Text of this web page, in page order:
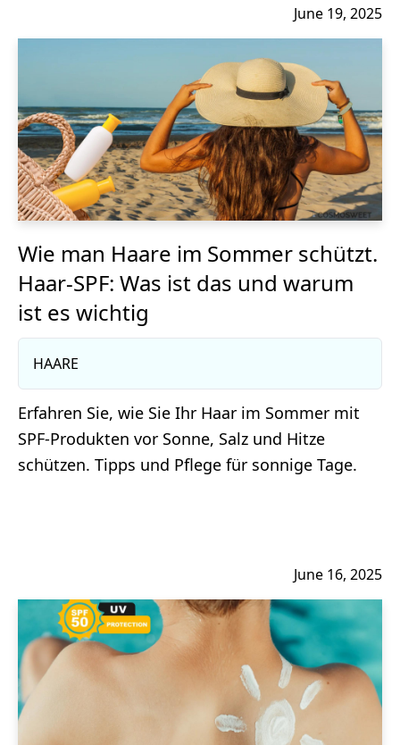
June 19, 2025
Wie man Haare im Sommer schützt.
Haar-SPF: Was ist das und warum
ist es wichtig
HAARE
Erfahren Sie, wie Sie Ihr Haar im Sommer mit
SPF-Produkten vor Sonne, Salz und Hitze
schützen. Tipps und Pflege für sonnige Tage.
June 16, 2025